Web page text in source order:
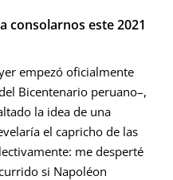
consolarnos este 2021
empezó oficialmente
Bicentenario peruano–,
la idea de una
el capricho de las
me desperté
si Napoléon